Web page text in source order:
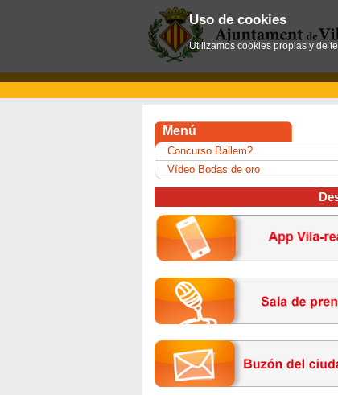
Menú
Concurso Ballem?
Vídeo Bodas de oro
Uso de cookies
Utilizamos cookies propias y de